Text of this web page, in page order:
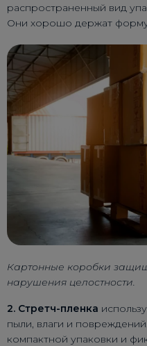
распространенный вид
Они хорошо держат
Картонные коробки
нарушения целостности.
2. Стретч-пленка
пыли, влаги и
компактной упаковки и